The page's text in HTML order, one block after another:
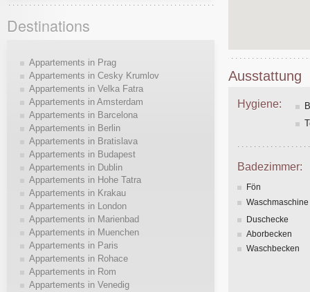
Ausstattung
Hygiene:
Badezimmer:
Fön
Waschmaschine
Duschecke
Aborbecken
Waschbecken
Destinations
Appartements in Prag
Appartements in Cesky Krumlov
Appartements in Velka Fatra
Appartements in Amsterdam
Appartements in Barcelona
Appartements in Berlin
Appartements in Bratislava
Appartements in Budapest
Appartements in Dublin
Appartements in Hohe Tatra
Appartements in Krakau
Appartements in London
Appartements in Marienbad
Appartements in Muenchen
Appartements in Paris
Appartements in Rohace
Appartements in Rom
Appartements in Venedig